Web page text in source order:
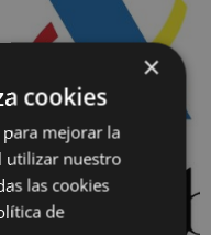
×
cookies
para mejorar la
utilizar nuestro
las cookies
de